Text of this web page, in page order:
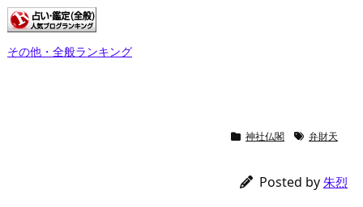
その他・全般ランキング
神社仏閣 弁財天
Posted by 朱烈